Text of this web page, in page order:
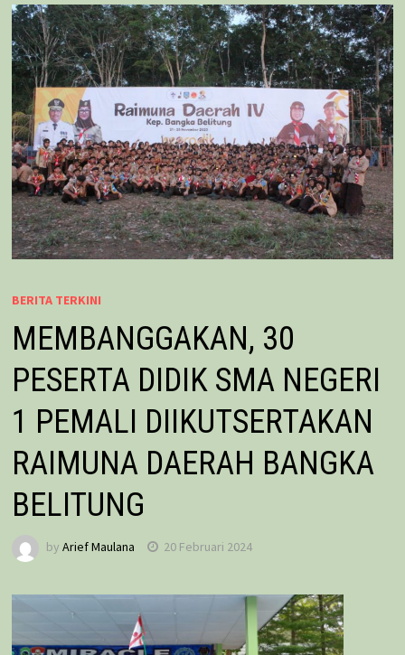
BERITA TERKINI
MEMBANGGAKAN, 30
PESERTA DIDIK SMA NEGERI
1 PEMALI DIIKUTSERTAKAN
RAIMUNA DAERAH BANGKA
BELITUNG
by Arief Maulana 20 Februari 2024